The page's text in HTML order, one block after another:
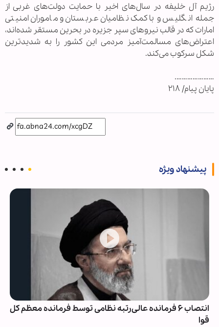
رژیم آل خلیفه در سال‌های اخیر با حمایت دولت‌های غربی از
جمله انگلیس و با کمک نظامیان عربستان و ماموران امنیتی
امارات که در قالب نیرو‌های سپر جزیره در بحرین مستقر شده‌اند،
اعتراض‌های مسالمت‌آمیز مردمی این کشور را به شدیدترین
شکل سرکوب می‌کند.
………………….
پایان پیام/ ۲۱۸
پیشنهاد ویژه
انتصاب ۶ فرمانده عالی‌رتبه نظامی توسط فرمانده معظم کل
قوا